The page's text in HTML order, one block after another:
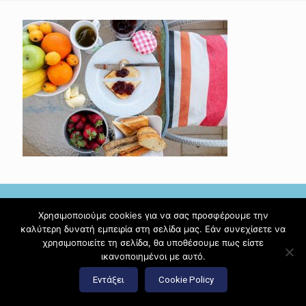
© 2017 Diamante Beach Front Suites Apartment Suites |
Κατασκευή ιστοσελίδωνHi Web
Χρησιμοποιούμε cookies για να σας προσφέρουμε την
καλύτερη δυνατή εμπειρία στη σελίδα μας. Εάν συνεχίσετε να
χρησιμοποιείτε τη σελίδα, θα υποθέσουμε πως είστε
ικανοποιημένοι με αυτό.
Εντάξει Cookie Policy